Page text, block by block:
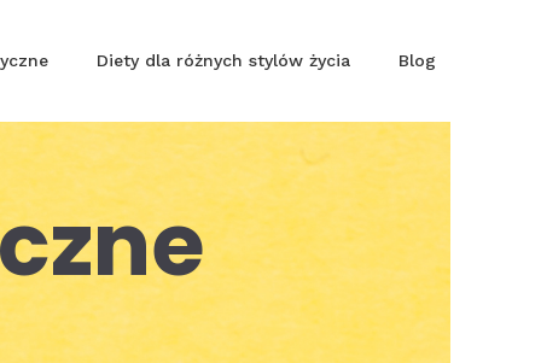
Diety dla różnych stylów życia Blog